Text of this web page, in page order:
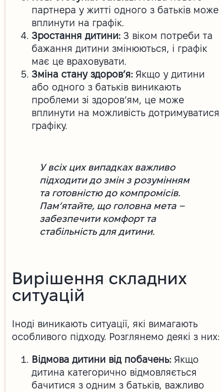
партнера у житті одного з батьків може
вплинути на графік.
Зростання дитини:З віком потреби та
бажання дитини змінюються, і графік
має це враховувати.
Зміна стану здоров’я:Якщо у дитини
або одного з батьків виникають
проблеми зі здоров’ям, це може
вплинути на можливість дотримуватися
графіку.
У всіх цих випадках важливо
підходити до змін з розумінням
та готовністю до компромісів.
Пам’ятайте, що головна мета –
забезпечити комфорт та
стабільність для дитини.
Вирішення складних
ситуацій
Іноді виникають ситуації, які вимагають
особливого підходу. Розглянемо деякі з них:
Відмова дитини від побачень:Якщо
дитина категорично відмовляється
бачитися з одним з батьків, важливо